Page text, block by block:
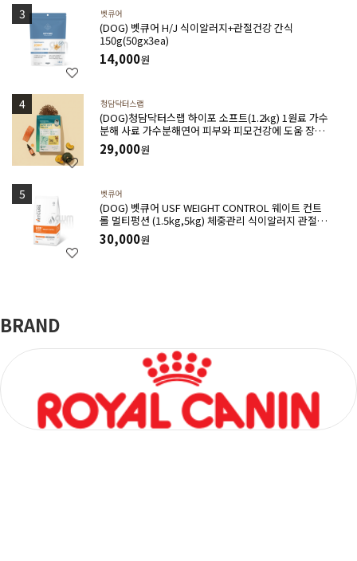
벳큐어
(DOG) 벳큐어 H/J 식이알러지+관절건강 간식
150g(50gx3ea)
14,000원
청담닥터스랩
(DOG)청담닥터스랩 하이포 소프트(1.2kg) 1원료 가수
분해 사료 가수분해연어 피부와 피모건강에 도움 장건
강 긴장완화 부드러운식감
29,000원
벳큐어
(DOG) 벳큐어 USF WEIGHT CONTROL 웨이트 컨트
롤 멀티펑션 (1.5kg,5kg) 체중관리 식이알러지 관절건
강 아토피완화 위장관질환에 도움
30,000원
BRAND